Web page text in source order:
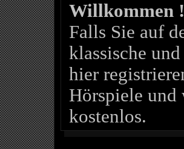
Willkommen !
Falls Sie auf
klassische
hier
Hörspiele und
kostenlos.